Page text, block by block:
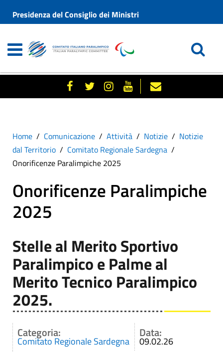
Presidenza del Consiglio dei Ministri
Home Comunicazione Attività Notizie
Notizie
dal Territorio
Comitato Regionale Sardegna
Onorificenze Paralimpiche 2025
Onorificenze Paralimpiche
2025
Stelle al Merito Sportivo
Paralimpico e Palme al
Merito Tecnico Paralimpico
2025.
Categoria:
Comitato Regionale Sardegna
Data:
09.02.26